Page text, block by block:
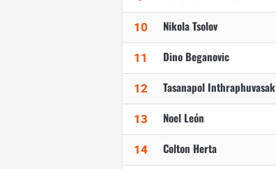
10 Nikola Tsolov
11 Dino Beganovic
12 Tasanapol Inthraphuvasak
13 Noel León
14 Colton Herta